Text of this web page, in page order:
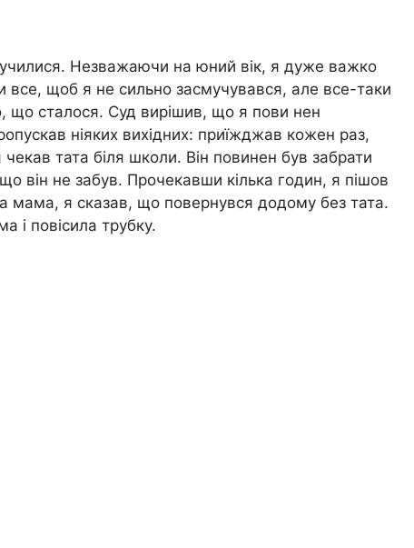
Незважаючи на юний вік, я дуже важко
щоб я не сильно засмучувався, але все-таки
що сталося. Суд вирішив, що я пови нен
ніяких вихідних: приїжджав кожен раз,
тата біля школи. Він повинен був забрати
він не забув. Прочекавши кілька годин, я пішов
мама, я сказав, що повернувся додому без тата.
і повісила трубку.